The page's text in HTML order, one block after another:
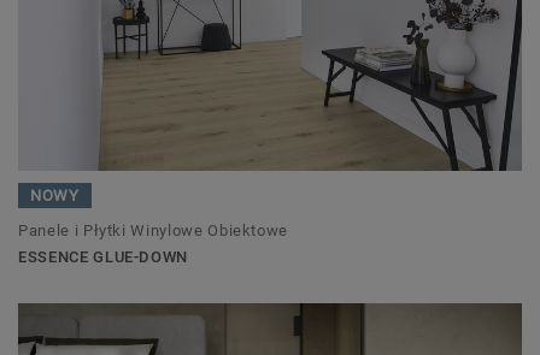
NOWY
Panele i Płytki Winylowe Obiektowe
ESSENCE GLUE-DOWN